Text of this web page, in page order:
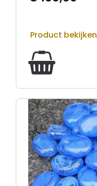
Product bekijken